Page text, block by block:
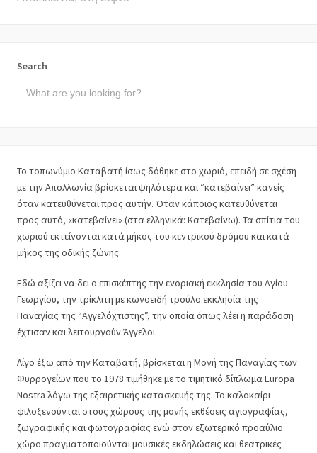
Search
Το τοπωνύμιο Καταβατή ίσως δόθηκε στο χωριό, επειδή σε σχέση
με την Απολλωνία βρίσκεται ψηλότερα και “κατεβαίνει” κανείς
όταν κατευθύνεται προς αυτήν. Όταν κάποιος κατευθύνεται
προς αυτό, «κατεβαίνει» (στα ελληνικά: Κατεβαίνω). Τα σπίτια του
χωριού εκτείνονται κατά μήκος του κεντρικού δρόμου και κατά
μήκος της οδικής ζώνης.
Εδώ αξίζει να δει ο επισκέπτης την ενοριακή εκκλησία του Αγίου
Γεωργίου, την τρίκλιτη με κωνοειδή τρούλο εκκλησία της
Παναγίας της “Αγγελόχτιστης”, την οποία όπως λέει η παράδοση
έχτισαν και λειτουργούν Άγγελοι.
Λίγο έξω από την Καταβατή, βρίσκεται η Μονή της Παναγίας των
Φυρρογείων που το 1978 τιμήθηκε με το τιμητικό δίπλωμα Europa
Nostra λόγω της εξαιρετικής κατασκευής της. Το καλοκαίρι
φιλοξενούνται στους χώρους της μονής εκθέσεις αγιογραφίας,
ζωγραφικής και φωτογραφίας ενώ στον εξωτερικό προαύλιο
χώρο πραγματοποιούνται μουσικές εκδηλώσεις και θεατρικές